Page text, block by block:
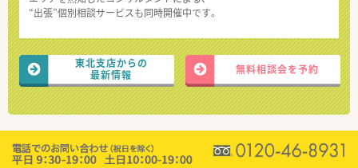
“出張”個別相談サービスも同時開催中です。
東北支店からの
最新情報
無料相談会を予約